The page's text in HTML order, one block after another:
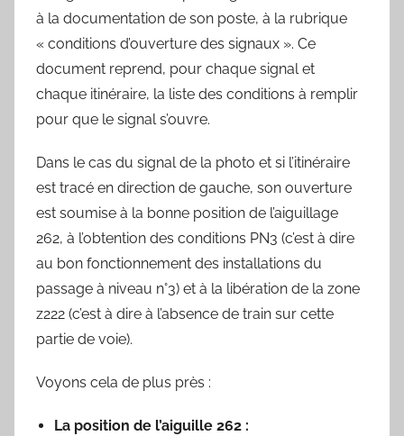
à la documentation de son poste, à la rubrique
« conditions d’ouverture des signaux ». Ce
document reprend, pour chaque signal et
chaque itinéraire, la liste des conditions à remplir
pour que le signal s’ouvre.
Dans le cas du signal de la photo et si l’itinéraire
est tracé en direction de gauche, son ouverture
est soumise à la bonne position de l’aiguillage
262, à l’obtention des conditions PN3 (c’est à dire
au bon fonctionnement des installations du
passage à niveau n°3) et à la libération de la zone
z222 (c’est à dire à l’absence de train sur cette
partie de voie).
Voyons cela de plus près :
La position de l’aiguille 262 :